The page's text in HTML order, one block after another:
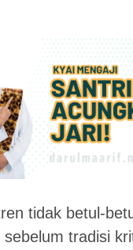
tidak betul-
tradisi